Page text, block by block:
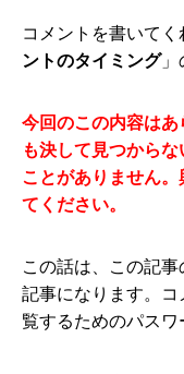
コメントを書いてく
ントのタイミング」
今回のこの内容は
も決して見つから
ことがありません
てください。
この話は、この記
記事になります。
覧するためのパスワ